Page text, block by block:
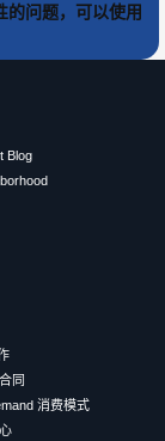
的问题，可以使用
Blog
同
消费模式